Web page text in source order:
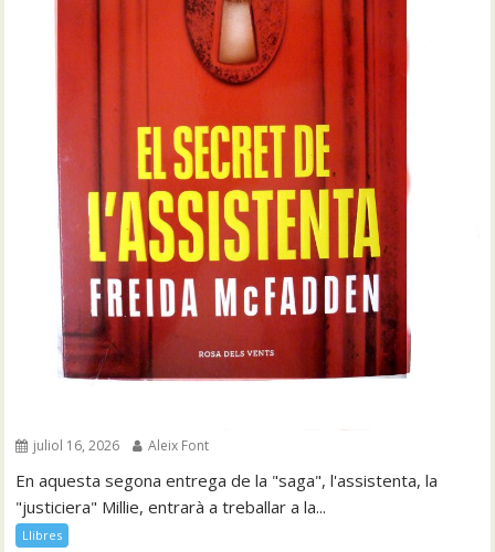
juliol 16, 2026 Aleix Font
En aquesta segona entrega de la "saga", l'assistenta, la
"justiciera" Millie, entrarà a treballar a la...
Llibres